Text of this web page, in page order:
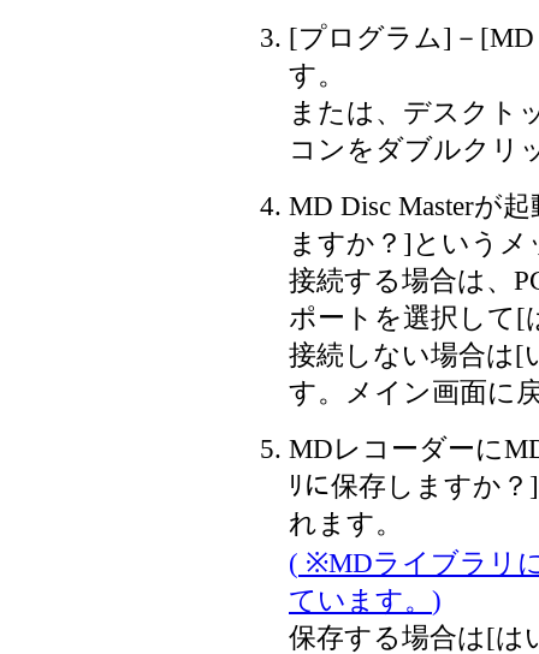
[プログラム]－[MD
す。
または、デスクト
コンをダブルクリ
MD Disc Masterが
ますか？]という
接続する場合は、
ポートを選択して[
接続しない場合は[
す。メイン画面に
MDレコーダーに
ﾘに保存しますか
れます。
( ※MDライブラリ
ています。 )
保存する場合は[は